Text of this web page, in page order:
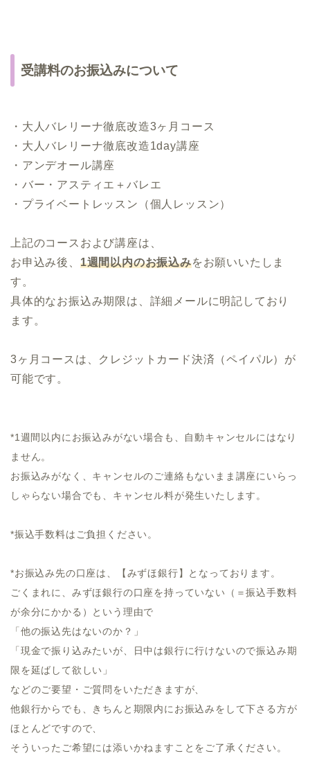
受講料のお振込みについて
・大人バレリーナ徹底改造3ヶ月コース
・大人バレリーナ徹底改造1day講座
・アンデオール講座
・バー・アスティエ＋バレエ
・プライベートレッスン（個人レッスン）
上記のコースおよび講座は、
お申込み後、 1週間以内のお振込みをお願いいたしま
す。
具体的なお振込み期限は、詳細メールに明記しており
ます。
3ヶ月コースは、クレジットカード決済（ペイパル）が
可能です。
*1週間以内にお振込みがない場合も、自動キャンセルにはなり
ません。
お振込みがなく、キャンセルのご連絡もないまま講座にいらっ
しゃらない場合でも、キャンセル料が発生いたします。
*振込手数料はご負担ください。
*お振込み先の口座は、【みずほ銀行】となっております。
ごくまれに、みずほ銀行の口座を持っていない（＝振込手数料
が余分にかかる）という理由で
「他の振込先はないのか？」
「現金で振り込みたいが、日中は銀行に行けないので振込み期
限を延ばして欲しい」
などのご要望・ご質問をいただきますが、
他銀行からでも、きちんと期限内にお振込みをして下さる方が
ほとんどですので、
そういったご希望には添いかねますことをご了承ください。